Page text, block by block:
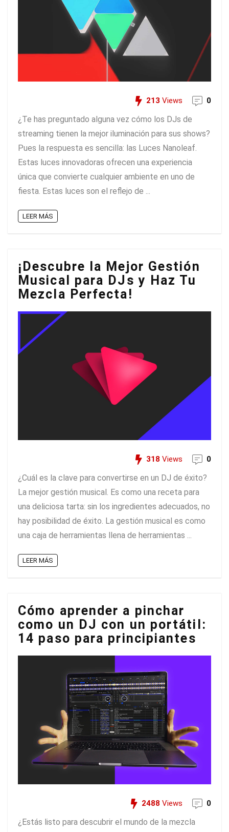
213 Views 0
¿Te has preguntado alguna vez cómo los DJs de
streaming tienen la mejor iluminación para sus shows?
Pues la respuesta es sencilla: las Luces Nanoleaf.
Estas luces innovadoras ofrecen una experiencia
única que convierte cualquier ambiente en uno de
fiesta. Estas luces son el reflejo de ...
LEER MÁS
¡Descubre la Mejor Gestión
Musical para DJs y Haz Tu
Mezcla Perfecta!
318 Views 0
¿Cuál es la clave para convertirse en un DJ de éxito?
La mejor gestión musical. Es como una receta para
una deliciosa tarta: sin los ingredientes adecuados, no
hay posibilidad de éxito. La gestión musical es como
una caja de herramientas llena de herramientas ...
LEER MÁS
Cómo aprender a pinchar
como un DJ con un portátil:
14 paso para principiantes
2488 Views 0
¿Estás listo para descubrir el mundo de la mezcla